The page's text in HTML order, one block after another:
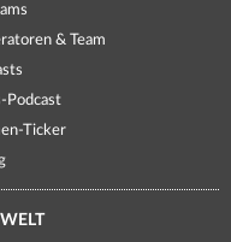
& Team
Podcast
Ticker